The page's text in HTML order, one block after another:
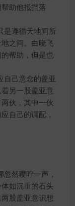
助他抵挡落
遵循天地间所
之间。白晓飞
帮助，但是也
己意念的盖亚
另一股盖亚意
伙，其中一伙
自己的调配，
然嘤咛一声，
如沉重的石头
股盖亚意识想